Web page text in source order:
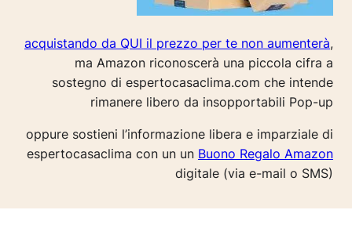
acquistando da QUI il prezzo per te non aumenterà,
ma Amazon riconoscerà una piccola cifra a
sostegno di espertocasaclima.com che intende
rimanere libero da insopportabili Pop-up
oppure sostieni l’informazione libera e imparziale di
espertocasaclima con un un Buono Regalo Amazon
digitale (via e-mail o SMS)